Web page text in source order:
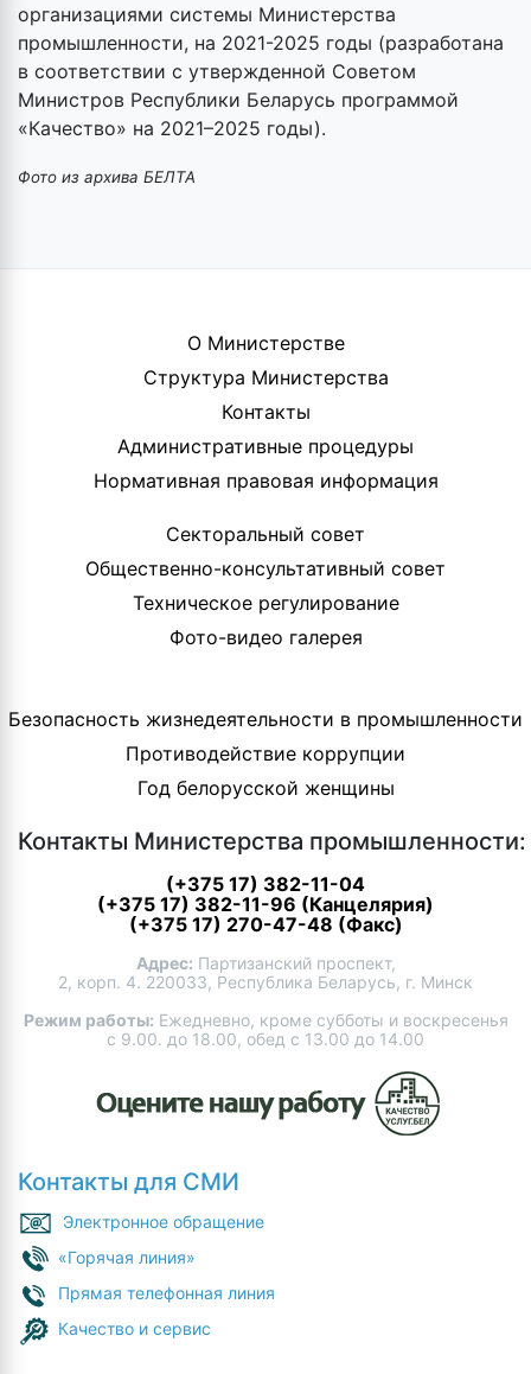
организациями системы Министерства
промышленности, на 2021-2025 годы (разработана
в соответствии с утвержденной Советом
Министров Республики Беларусь программой
«Качество» на 2021–2025 годы).
Фото из архива БЕЛТА
О Министерстве
Структура Министерства
Контакты
Административные процедуры
Нормативная правовая информация
Секторальный совет
Общественно-консультативный совет
Техническое регулирование
Фото-видео галерея
Безопасность жизнедеятельности в промышленности
Противодействие коррупции
Год белорусской женщины
Контакты Министерства промышленности:
(+375 17) 382-11-04
(+375 17) 382-11-96 (Канцелярия)
(+375 17) 270-47-48 (Факс)
Адрес: Партизанский проспект,
2, корп. 4. 220033, Республика Беларусь, г. Минск
Режим работы: Ежедневно, кроме субботы и воскресенья
с 9.00. до 18.00, обед с 13.00 до 14.00
Контакты для СМИ
Электронное обращение
«Горячая линия»
Прямая телефонная линия
Качество и сервис